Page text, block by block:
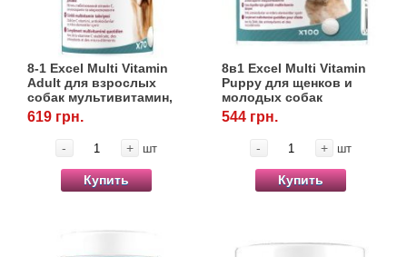
8-1 Excel Multi Vitamin
Adult для взрослых
собак мультивитамин,
70 табл.
619 грн.
- + шт
Купить
8в1 Excel Multi Vitamin
Puppy для щенков и
молодых собак
мультивитамин, 100
табл.
544 грн.
- + шт
Купить